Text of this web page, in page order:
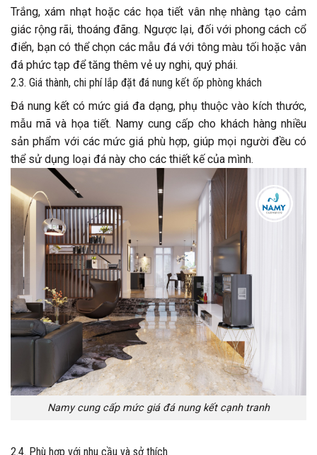
Trắng, xám nhạt hoặc các họa tiết vân nhẹ nhàng tạo cảm
giác rộng rãi, thoáng đãng. Ngược lại, đối với phong cách cổ
điển, bạn có thể chọn các mẫu đá với tông màu tối hoặc vân
đá phức tạp để tăng thêm vẻ uy nghi, quý phái.
2.3. Giá thành, chi phí lắp đặt đá nung kết ốp phòng khách
Đá nung kết có mức giá đa dạng, phụ thuộc vào kích thước,
mẫu mã và họa tiết. Namy cung cấp cho khách hàng nhiều
sản phẩm với các mức giá phù hợp, giúp mọi người đều có
thể sử dụng loại đá này cho các thiết kế của mình.
Namy cung cấp mức giá đá nung kết cạnh tranh
2.4. Phù hợp với nhu cầu và sở thích